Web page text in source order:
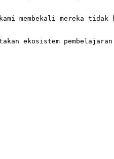
membekali mereka tidak
ekosistem